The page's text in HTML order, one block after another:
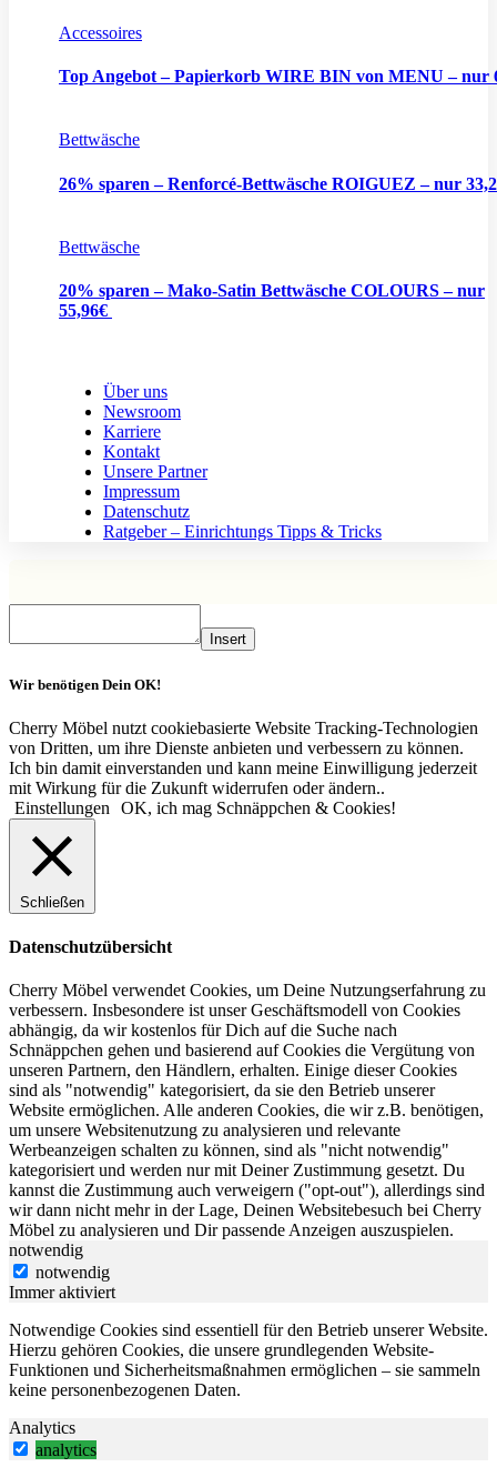
Accessoires
Top Angebot – Papierkorb WIRE BIN von MENU – nur
Bettwäsche
26% sparen – Renforcé-Bettwäsche ROIGUEZ – nur
Bettwäsche
20% sparen – Mako-Satin Bettwäsche COLOURS – nur
55,96€
Über uns
Newsroom
Karriere
Kontakt
Unsere Partner
Impressum
Datenschutz
Ratgeber – Einrichtungs Tipps & Tricks
Insert
Wir benötigen Dein OK!
Cherry Möbel nutzt cookiebasierte Website Tracking-Technologien
von Dritten, um ihre Dienste anbieten und verbessern zu können.
Ich bin damit einverstanden und kann meine Einwilligung jederzeit
mit Wirkung für die Zukunft widerrufen oder ändern..
Einstellungen
OK, ich mag Schnäppchen & Cookies!
Schließen
Datenschutzübersicht
Cherry Möbel verwendet Cookies, um Deine Nutzungserfahrung zu
verbessern. Insbesondere ist unser Geschäftsmodell von Cookies
abhängig, da wir kostenlos für Dich auf die Suche nach
Schnäppchen gehen und basierend auf Cookies die Vergütung von
unseren Partnern, den Händlern, erhalten. Einige dieser Cookies
sind als "notwendig" kategorisiert, da sie den Betrieb unserer
Website ermöglichen. Alle anderen Cookies, die wir z.B. benötigen,
um unsere Websitenutzung zu analysieren und relevante
Werbeanzeigen schalten zu können, sind als "nicht notwendig"
kategorisiert und werden nur mit Deiner Zustimmung gesetzt. Du
kannst die Zustimmung auch verweigern ("opt-out"), allerdings sind
wir dann nicht mehr in der Lage, Deinen Websitebesuch bei Cherry
Möbel zu analysieren und Dir passende Anzeigen auszuspielen.
notwendig
notwendig
Immer aktiviert
Notwendige Cookies sind essentiell für den Betrieb unserer Website.
Hierzu gehören Cookies, die unsere grundlegenden Website-
Funktionen und Sicherheitsmaßnahmen ermöglichen – sie sammeln
keine personenbezogenen Daten.
Analytics
analytics